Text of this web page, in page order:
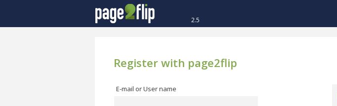
2.5
Register with page2flip
E-mail or User name